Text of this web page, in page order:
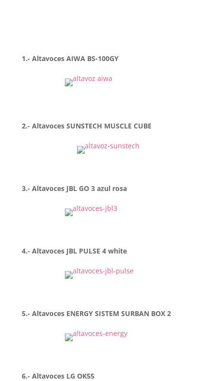
1.- Altavoces AIWA BS-100GY
2.- Altavoces SUNSTECH MUSCLE CUBE
3.- Altavoces JBL GO 3 azul rosa
4.- Altavoces JBL PULSE 4 white
5.- Altavoces ENERGY SISTEM SURBAN BOX 2
6.- Altavoces LG OK55